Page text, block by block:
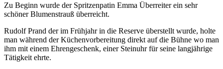
Zu Beginn wurde der Spritzenpatin Emma Überreiter ein sehr
schöner Blumenstrauß überreicht.
Rudolf Prand der im Frühjahr in die Reserve überstellt wurde, holte
man während der Küchenvorbereitung direkt auf die Bühne wo man
ihm mit einem Ehrengeschenk, einer Steinuhr für seine langjährige
Tätigkeit ehrte.